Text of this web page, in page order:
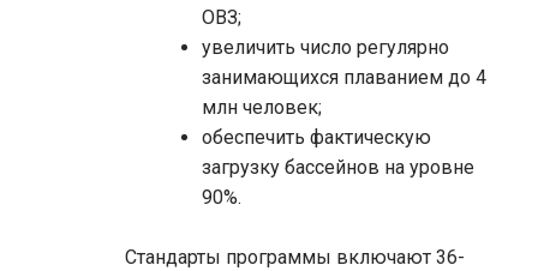
ОВЗ;
увеличить число регулярно
занимающихся плаванием до 4
млн человек;
обеспечить фактическую
загрузку бассейнов на уровне
90%.
Стандарты программы включают 36-